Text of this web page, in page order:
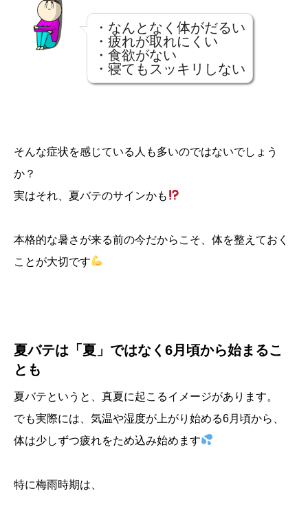
・なんとなく体がだるい
・疲れが取れにくい
・食欲がない
・寝てもスッキリしない
そんな症状を感じている人も多いのではないでしょう
か？
実はそれ、夏バテのサインかも
本格的な暑さが来る前の今だからこそ、体を整えておく
ことが大切です
夏バテは「夏」ではなく6月頃から始まるこ
とも
夏バテというと、真夏に起こるイメージがあります。
でも実際には、気温や湿度が上がり始める6月頃から、
体は少しずつ疲れをため込み始めます
特に梅雨時期は、